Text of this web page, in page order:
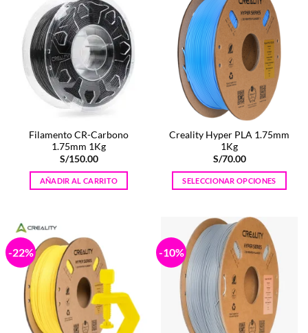
múltiples
variantes.
Las
opciones
se
pueden
elegir
en
página
de
producto
Filamento CR-Carbono
1.75mm 1Kg
S/150.00
AÑADIR AL CARRITO
Creality Hyper PLA 1.75mm
1Kg
S/70.00
SELECCIONAR OPCIONES
tiene
múltiples
variantes.
Las
opciones
se
pueden
elegir
-22% -10%